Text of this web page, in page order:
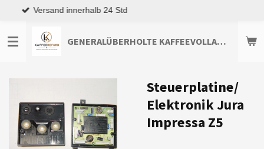
Zum
springen
GENERALÜBERHOLTE KAFFEEVOLLAUTOMATEN TOP-ANGEBOTE ENTDECKEN
Top Kundenservice
Steuerplatine/
Elektronik Jura
Impressa Z5